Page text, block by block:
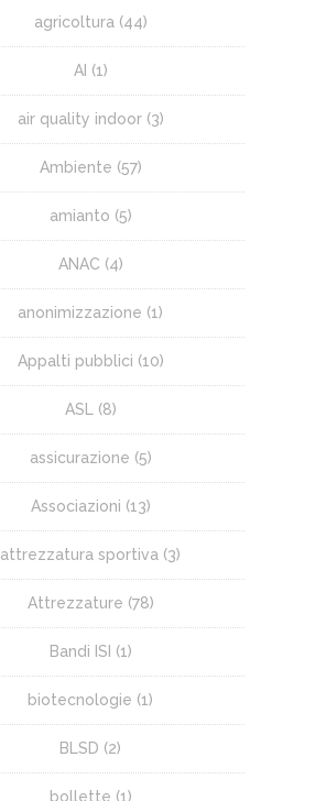
agricoltura(44)
AI (1)
air quality indoor(3)
Ambiente (57)
amianto (5)
ANAC (4)
anonimizzazione (1)
Appalti pubblici (10)
ASL(8)
assicurazione (5)
Associazioni (13)
attrezzatura sportiva (3)
Attrezzature (78)
Bandi ISI (1)
biotecnologie (1)
BLSD (2)
bollette (1)